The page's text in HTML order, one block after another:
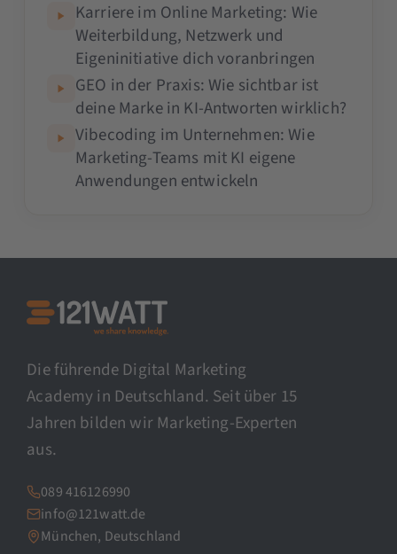
Karriere im Online Marketing: Wie
Weiterbildung, Netzwerk und
Eigeninitiative dich voranbringen
GEO in der Praxis: Wie sichtbar ist
deine Marke in KI-Antworten wirklich?
Vibecoding im Unternehmen: Wie
Marketing-Teams mit KI eigene
Anwendungen entwickeln
Die führende Digital Marketing
Academy in Deutschland. Seit über 15
Jahren bilden wir Marketing-Experten
aus.
089 416126990
info@121watt.de
München, Deutschland